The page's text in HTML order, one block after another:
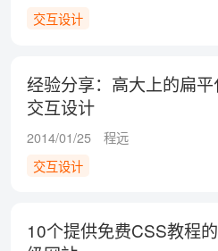
交互设计
经验分享：高大上的扁平
交互设计
2014/01/25
程远
交互设计
10个提供免费CSS教程